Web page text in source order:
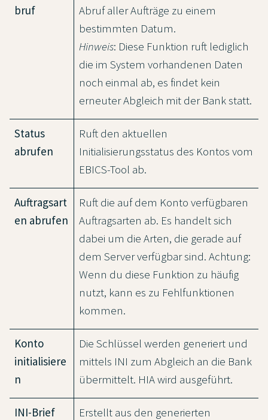
bruf
Abruf aller Aufträge zu einem
bestimmten Datum.
Hinweis: Diese Funktion ruft lediglich
die im System vorhandenen Daten
noch einmal ab, es findet kein
erneuter Abgleich mit der Bank statt.
Status
abrufen
Ruft den aktuellen
Initialisierungsstatus des Kontos vom
EBICS-Tool ab.
Auftragsart
en abrufen
Ruft die auf dem Konto verfügbaren
Auftragsarten ab. Es handelt sich
dabei um die Arten, die gerade auf
dem Server verfügbar sind. Achtung:
Wenn du diese Funktion zu häufig
nutzt, kann es zu Fehlfunktionen
kommen.
Konto
initialisiere
n
Die Schlüssel werden generiert und
mittels INI zum Abgleich an die Bank
übermittelt. HIA wird ausgeführt.
INI-Brief
Erstellt aus den generierten